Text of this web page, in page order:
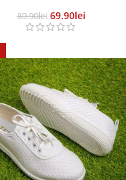
89.90Lei 69.90Lei